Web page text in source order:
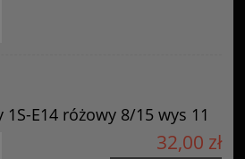
1S-E14 różowy 8/15 wys 11
32,00 zł